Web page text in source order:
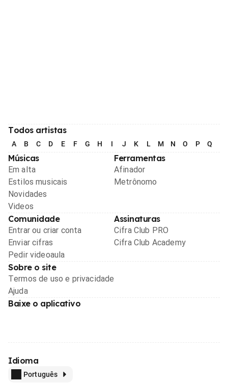
Todos artistas
A B C D E F G H I J K L M N O P Q
Músicas
Em alta
Estilos musicais
Novidades
Videos
Ferramentas
Afinador
Metrônomo
Comunidade
Entrar ou criar conta
Enviar cifras
Pedir videoaula
Assinaturas
Cifra Club PRO
Cifra Club Academy
Sobre o site
Termos de uso e privacidade
Ajuda
Baixe o aplicativo
Idioma
Português